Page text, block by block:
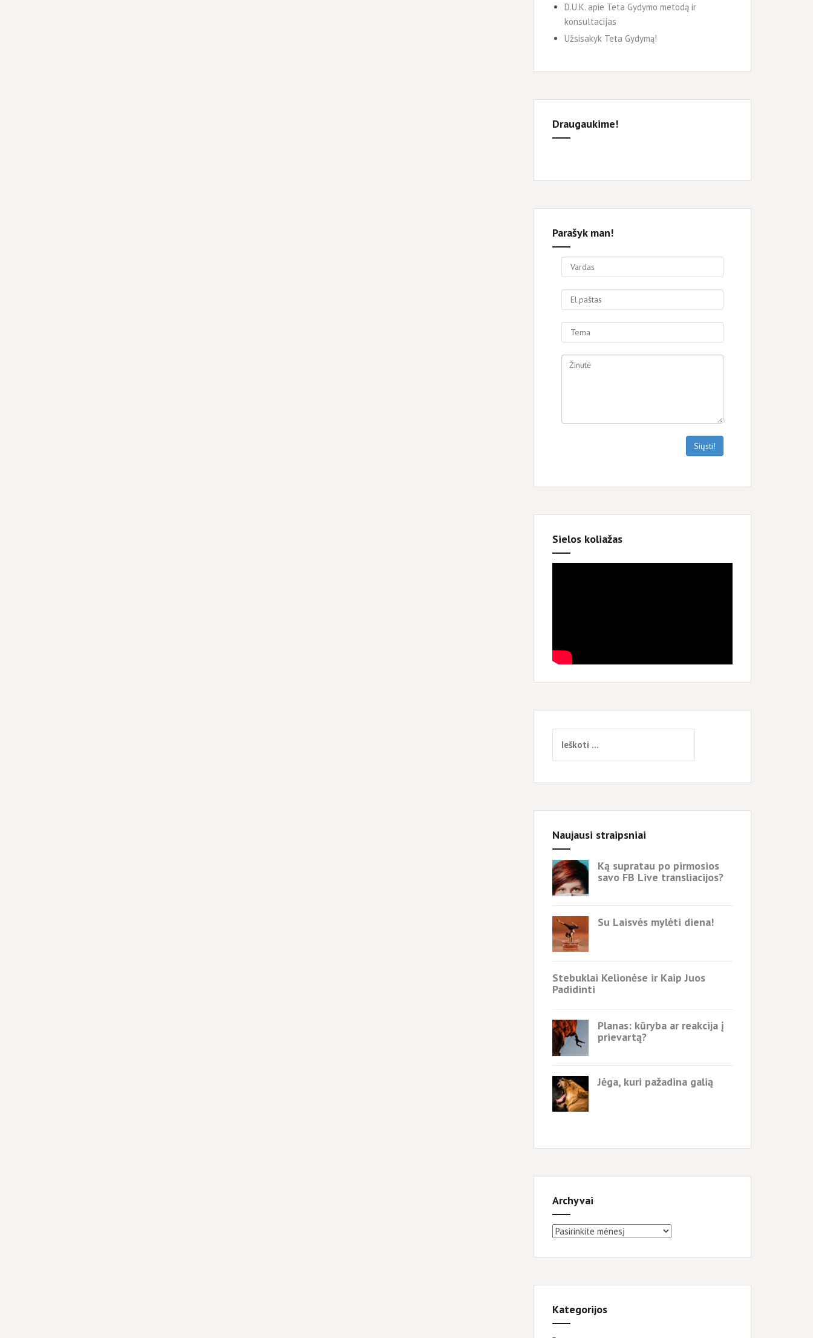
D.U.K. apie Teta Gydymo metodą ir
konsultacijas
Užsisakyk Teta Gydymą!
Draugaukime!
Parašyk man!
Siųsti!
Sielos koliažas
Naujausi straipsniai
Ką supratau po pirmosios
savo FB Live transliacijos?
Su Laisvės mylėti diena!
Stebuklai Kelionėse ir Kaip Juos
Padidinti
Planas: kūryba ar reakcija į
prievartą?
Jėga, kuri pažadina galią
Archyvai
Archyvai
Kategorijos